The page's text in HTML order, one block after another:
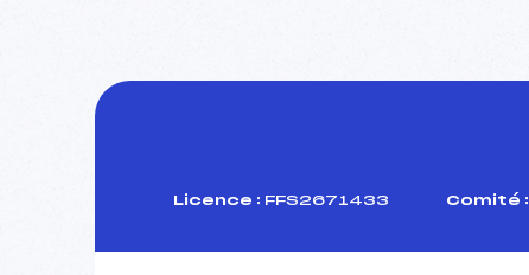
Licence : FFS2671433 Comité :